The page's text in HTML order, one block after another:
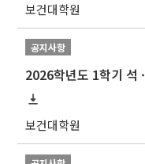
보건대학원
공지사항
보건대학원